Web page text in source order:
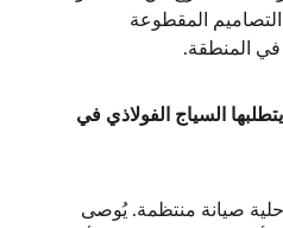
المقطوعة
في المنطقة.
السياج الفولاذي في
صيانة منتظمة. يُوصى